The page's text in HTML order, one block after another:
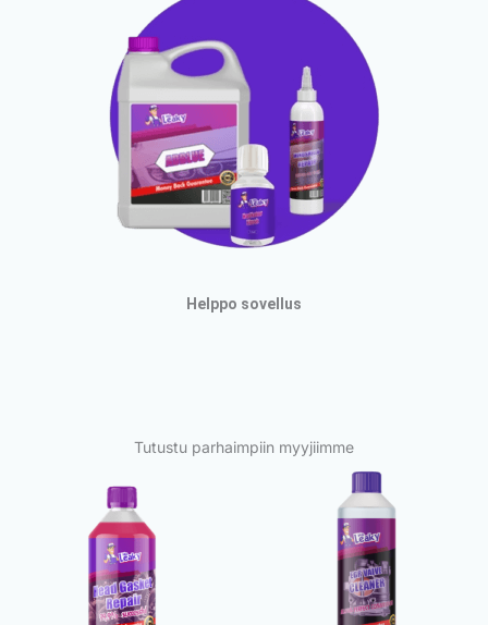
Helppo sovellus
Tutustu parhaimpiin myyjiimme